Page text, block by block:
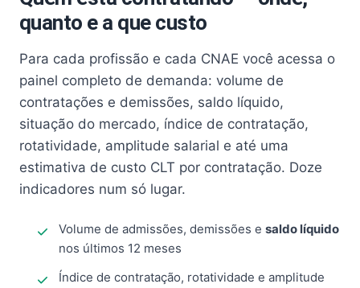
quanto e a que custo
Para cada profissão e cada CNAE você acessa o
painel completo de demanda: volume de
contratações e demissões, saldo líquido,
situação do mercado, índice de contratação,
rotatividade, amplitude salarial e até uma
estimativa de custo CLT por contratação. Doze
indicadores num só lugar.
Volume de admissões, demissões e saldo líquido
nos últimos 12 meses
Índice de contratação, rotatividade e amplitude